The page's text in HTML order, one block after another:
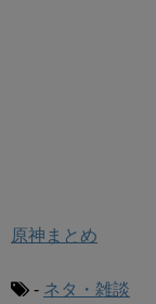
原神まとめ
- ネタ・雑談